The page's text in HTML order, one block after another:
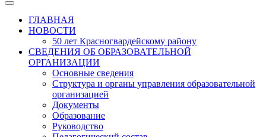
ГЛАВНАЯ
НОВОСТИ
50 лет Красногвардейскому району
СВЕДЕНИЯ ОБ ОБРАЗОВАТЕЛЬНОЙ
ОРГАНИЗАЦИИ
Основные сведения
Структура и органы управления образовательной
организацией
Документы
Образование
Руководство